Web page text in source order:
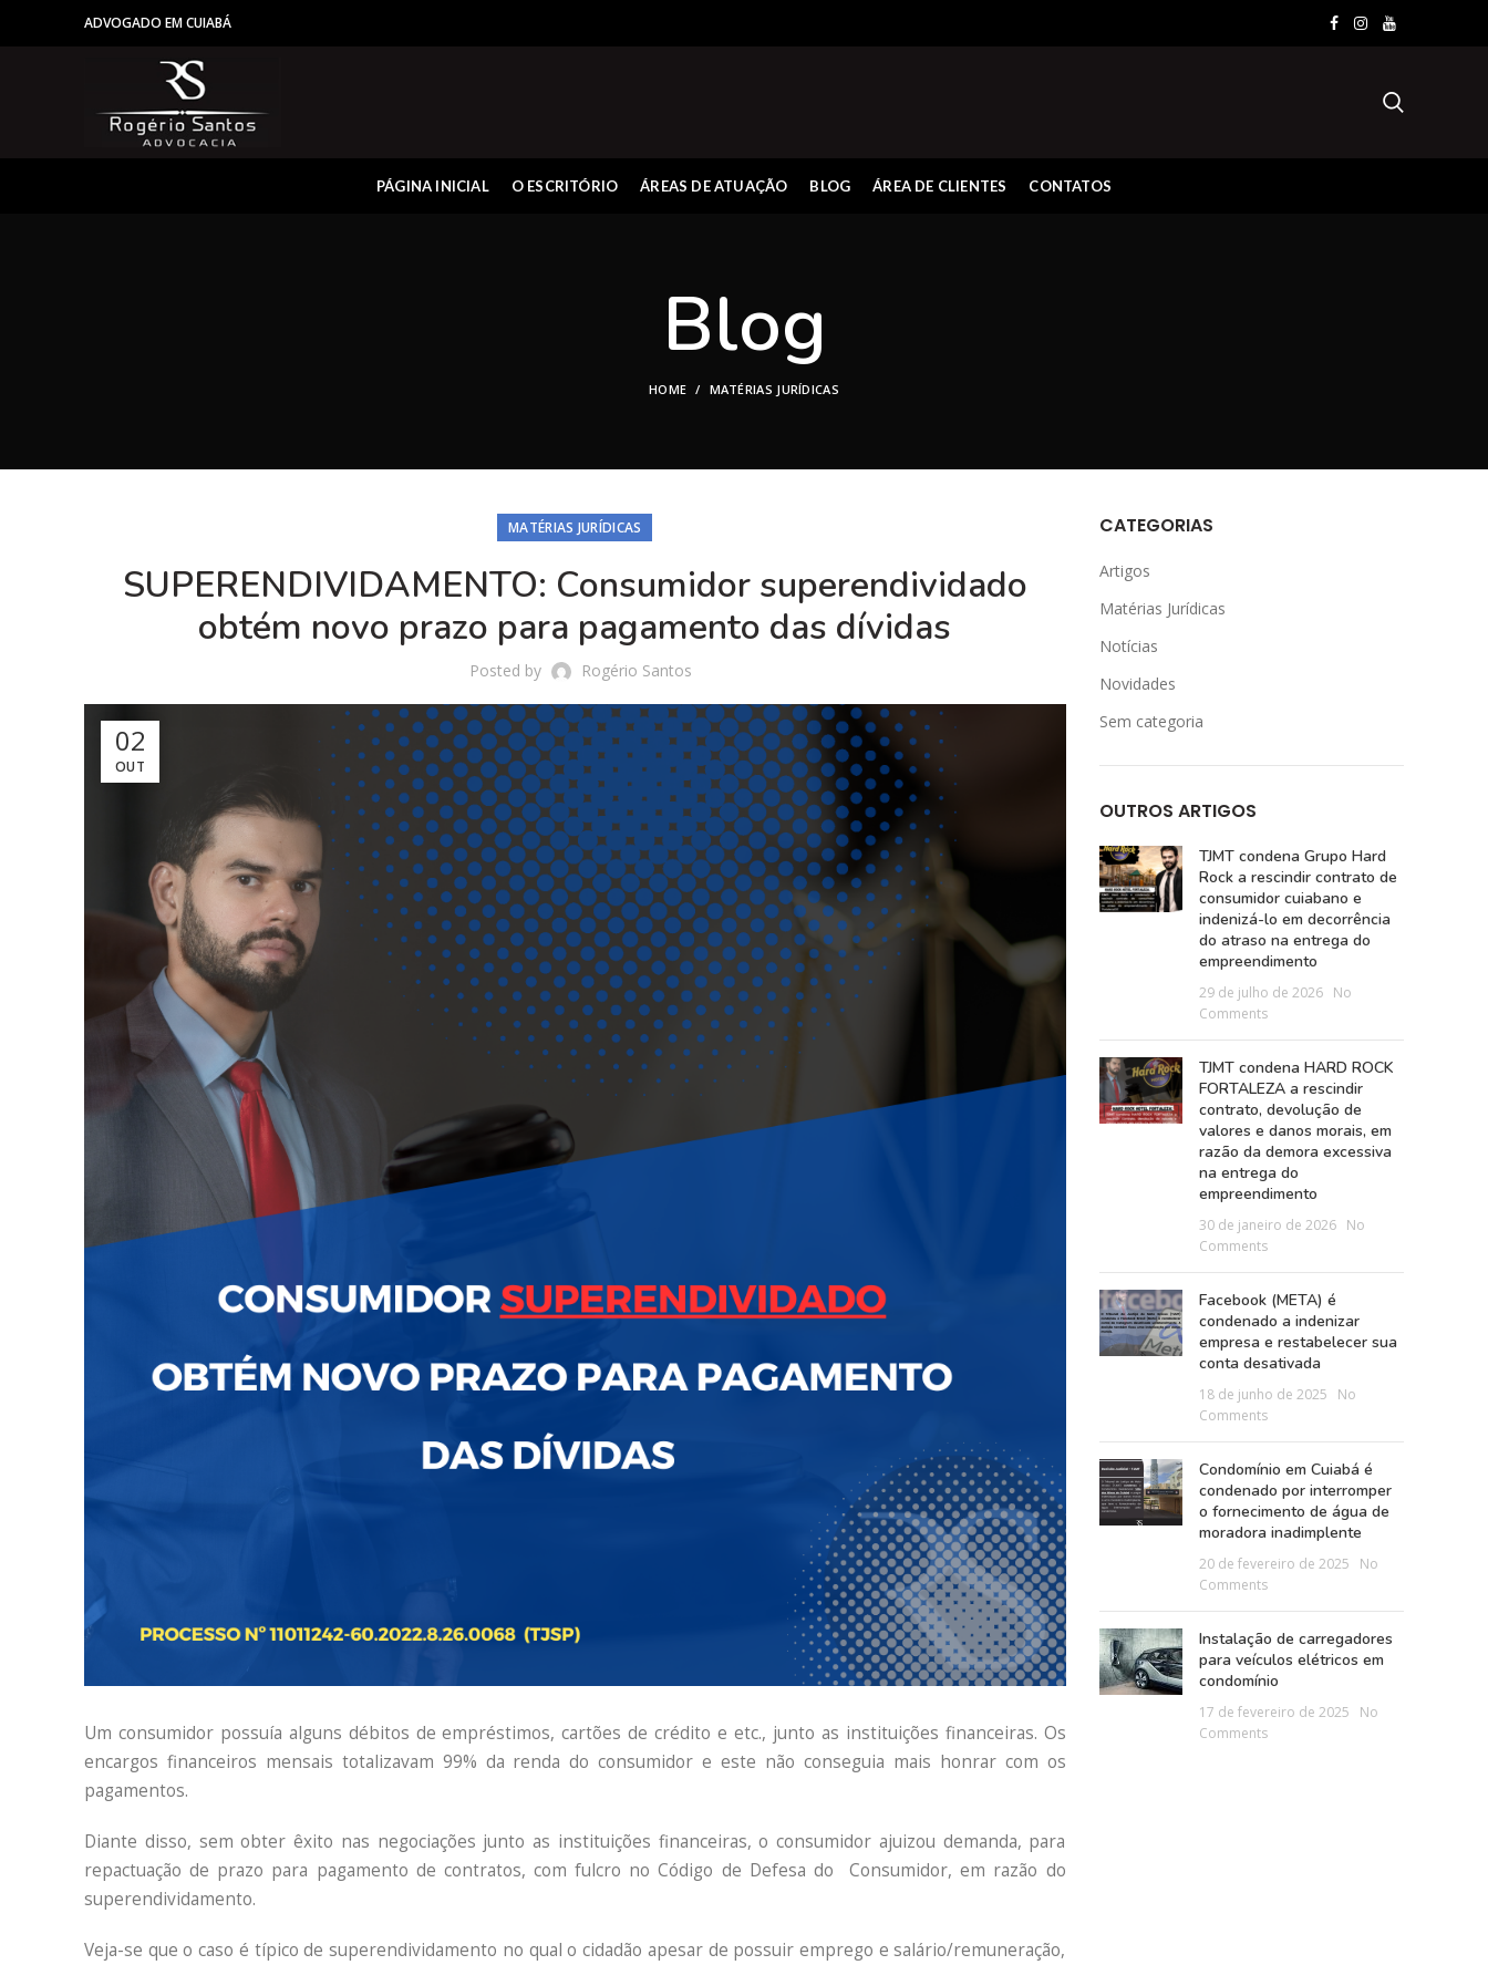
ADVOGADO EM CUIABÁ
PÁGINA INICIAL O ESCRITÓRIO ÁREAS DE ATUAÇÃO BLOG ÁREA DE CLIENTES CONTATOS
Blog
HOME MATÉRIAS JURÍDICAS
MATÉRIAS JURÍDICAS
SUPERENDIVIDAMENTO: Consumidor superendividado
obtém novo prazo para pagamento das dívidas
Posted by Rogério Santos
02
OUT
Um consumidor possuía alguns débitos de empréstimos, cartões de crédito e etc., junto as instituições financeiras. Os
encargos financeiros mensais totalizavam 99% da renda do consumidor e este não conseguia mais honrar com os
pagamentos.
Diante disso, sem obter êxito nas negociações junto as instituições financeiras, o consumidor ajuizou demanda, para
repactuação de prazo para pagamento de contratos, com fulcro no Código de Defesa do Consumidor, em razão do
superendividamento.
Veja-se que o caso é típico de superendividamento no qual o cidadão apesar de possuir emprego e salário/remuneração,
CATEGORIAS
Artigos
Matérias Jurídicas
Notícias
Novidades
Sem categoria
OUTROS ARTIGOS
TJMT condena Grupo Hard
Rock a rescindir contrato de
consumidor cuiabano e
indenizá-lo em decorrência
do atraso na entrega do
empreendimento
29 de julho de 2026
No
Comments
TJMT condena HARD ROCK
FORTALEZA a rescindir
contrato, devolução de
valores e danos morais, em
razão da demora excessiva
na entrega do
empreendimento
30 de janeiro de 2026
No
Comments
Facebook (META) é
condenado a indenizar
empresa e restabelecer sua
conta desativada
18 de junho de 2025
No
Comments
Condomínio em Cuiabá é
condenado por interromper
o fornecimento de água de
moradora inadimplente
20 de fevereiro de 2025
No
Comments
Instalação de carregadores
para veículos elétricos em
condomínio
17 de fevereiro de 2025
No
Comments